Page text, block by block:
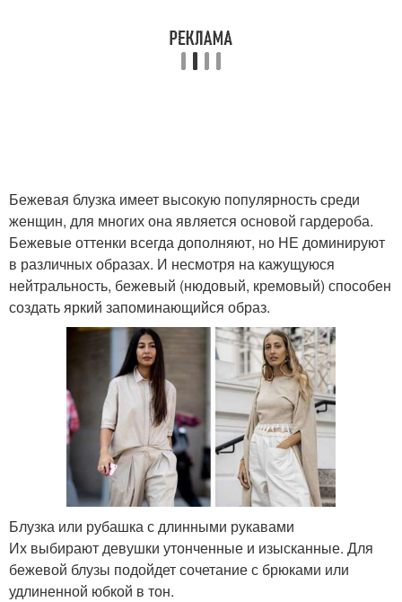
Бежевая блузка имеет высокую популярность среди
женщин, для многих она является основой гардероба.
Бежевые оттенки всегда дополняют, но НЕ доминируют
в различных образах. И несмотря на кажущуюся
нейтральность, бежевый (нюдовый, кремовый) способен
создать яркий запоминающийся образ.
Блузка или рубашка с длинными рукавами
Их выбирают девушки утонченные и изысканные. Для
бежевой блузы подойдет сочетание с брюками или
удлиненной юбкой в тон.